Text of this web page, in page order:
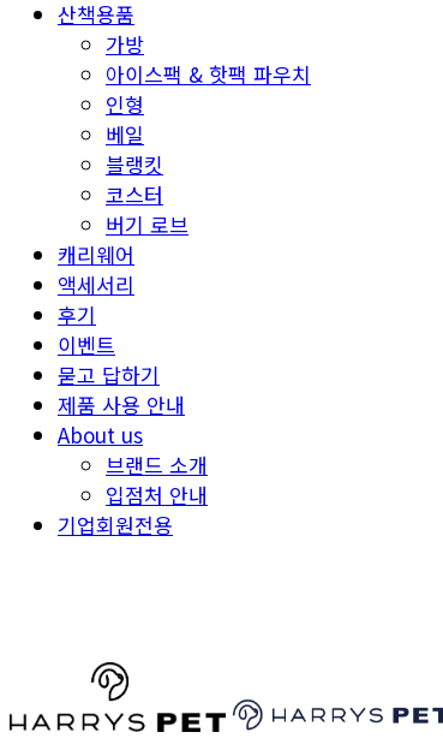
산책용품
가방
아이스팩 & 핫팩 파우치
인형
베일
블랭킷
코스터
버기 로브
캐리웨어
액세서리
후기
이벤트
묻고 답하기
제품 사용 안내
About us
브랜드 소개
입점처 안내
기업회원전용